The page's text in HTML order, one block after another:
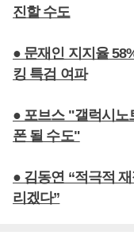
진할 수도
● 문재인 지지율
킹 특검 여파
● 포브스 "갤럭시노
폰 될 수도"
● 김동연 “적극적
리겠다”